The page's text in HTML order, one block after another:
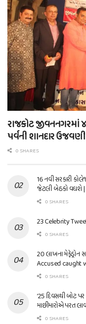
રાજકોટ જીવનનગરમાં
પર્વની શાનદાર ઉજવણી
0 SHARES
16 નવી સરકારી
જેટલી બેઠકો વધશે
0 SHARES
23 Celebrity
0 SHARES
20 લાખના મેફેડ્રોન
Accused caught
0 SHARES
’25 દિવસથી બોટ
માછીમારોએ પરત
0 SHARES